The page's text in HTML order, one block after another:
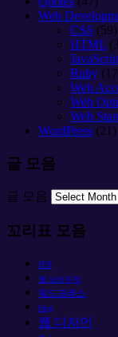
Web
CSS (59)
HTML
Ruby
Web
Web
Web
WordPress (21)
글 모음
글 모음
꼬리표 모음
IE8
웹 브라우저
워드프레스
blog
웹 디자인